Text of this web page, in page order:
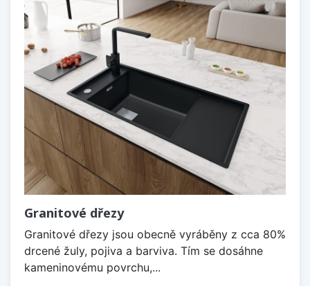
Granitové dřezy
Granitové dřezy jsou obecně vyráběny z cca 80%
drcené žuly, pojiva a barviva. Tím se dosáhne
kameninovému povrchu,...